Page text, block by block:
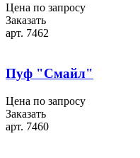
Цена по запросу
Заказать
арт. 7462
Пуф "Смайл"
Цена по запросу
Заказать
арт. 7460